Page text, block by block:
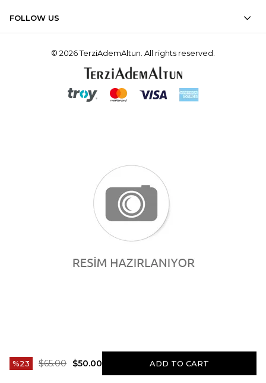
FOLLOW US
© 2026 TerziAdemAltun. All rights reserved.
23 $65.00 $50.00